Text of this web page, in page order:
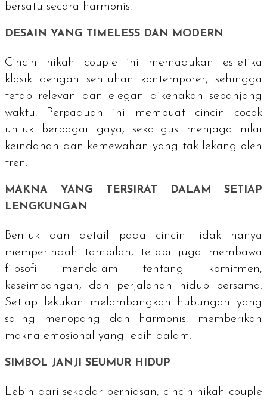
bersatu secara harmonis.
DESAIN YANG TIMELESS DAN MODERN
Cincin nikah couple ini memadukan estetika
klasik dengan sentuhan kontemporer, sehingga
tetap relevan dan elegan dikenakan sepanjang
waktu. Perpaduan ini membuat cincin cocok
untuk berbagai gaya, sekaligus menjaga nilai
keindahan dan kemewahan yang tak lekang oleh
tren.
MAKNA YANG TERSIRAT DALAM SETIAP
LENGKUNGAN
Bentuk dan detail pada cincin tidak hanya
memperindah tampilan, tetapi juga membawa
filosofi mendalam tentang komitmen,
keseimbangan, dan perjalanan hidup bersama.
Setiap lekukan melambangkan hubungan yang
saling menopang dan harmonis, memberikan
makna emosional yang lebih dalam.
SIMBOL JANJI SEUMUR HIDUP
Lebih dari sekadar perhiasan, cincin nikah couple